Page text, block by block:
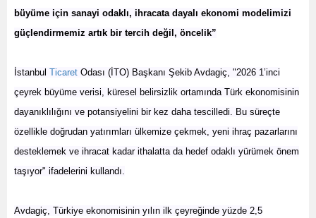
büyüme için sanayi odaklı, ihracata dayalı ekonomi modelimizi
güçlendirmemiz artık bir tercih değil, öncelik”
İstanbul Ticaret Odası (İTO) Başkanı Şekib Avdagiç, "2026 1’inci
çeyrek büyüme verisi, küresel belirsizlik ortamında Türk ekonomisinin
dayanıklılığını ve potansiyelini bir kez daha tescilledi. Bu süreçte
özellikle doğrudan yatırımları ülkemize çekmek, yeni ihraç pazarlarını
desteklemek ve ihracat kadar ithalatta da hedef odaklı yürümek önem
taşıyor" ifadelerini kullandı.
Avdagiç, Türkiye ekonomisinin yılın ilk çeyreğinde yüzde 2,5